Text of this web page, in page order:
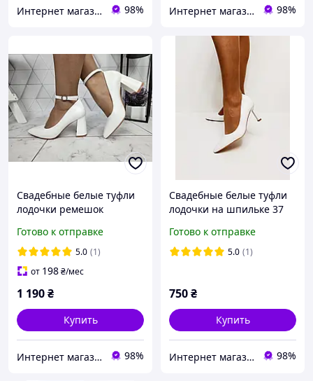
Интернет магазин "Ножки в одежке" 98% Интернет магазин "Ножки в одежке" 98%
Свадебные белые туфли
лодочки ремешок
36 37
Готово к отправке
5.0 (1)
от 198₴/мес
1 190₴
Купить
Интернет магазин "Ножки в одежке" 98%
Свадебные белые туфли
лодочки на шпильке 37
Готово к отправке
5.0 (1)
750₴
Купить
Интернет магазин "Ножки в одежке" 98%